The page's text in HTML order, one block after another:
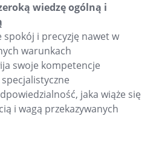
wiedzę ogólną i
spokój i precyzję nawet w
warunkach
swoje kompetencje
jaka wiąże się
i wagą przekazywanych